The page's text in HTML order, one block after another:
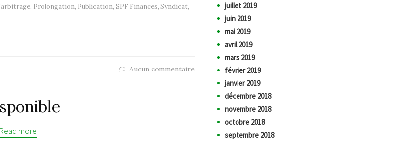
, Prolongation, Publication, SPF Finances, Syndicat,
Aucun commentaire
Read more
juillet 2019
juin 2019
mai 2019
avril 2019
mars 2019
février 2019
janvier 2019
décembre 2018
novembre 2018
octobre 2018
septembre 2018